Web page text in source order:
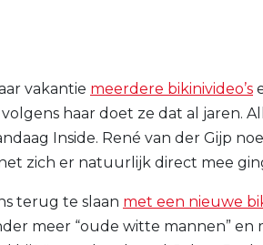
vakantie meerdere bikinivideo’s
haar doet ze dat al jaren.
Inside. René van der Gijp
zich er natuurlijk direct mee
terug te slaan met een nieuwe
meer “oude witte mannen” en